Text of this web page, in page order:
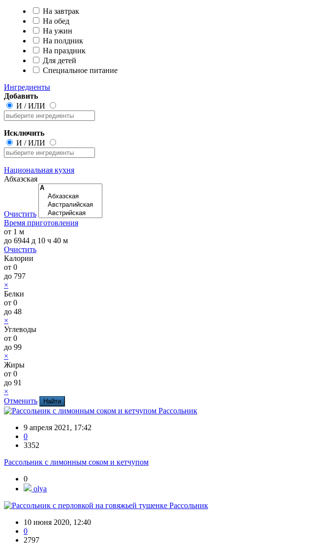
На завтрак
На обед
На ужин
На полдник
На праздник
Для детей
Специальное питание
Ингредиенты
Добавить
И /ИЛИ
Исключить
И /ИЛИ
Национальная кухня
Абхазская
Очистить
Время приготовления
от 1 м
до 6944 д 10 ч 40 м
Очистить
Калории
от 0
до 797
×
Белки
от 0
до 48
×
Углеводы
от 0
до 99
×
Жиры
от 0
до 91
×
Отменить
Рассольник
9 апреля 2021, 17:42
0
3352
Рассольник с лимонным соком и кетчупом
0
olya
Рассольник
10 июня 2020, 12:40
0
2797